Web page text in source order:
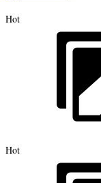
Hot
Hot